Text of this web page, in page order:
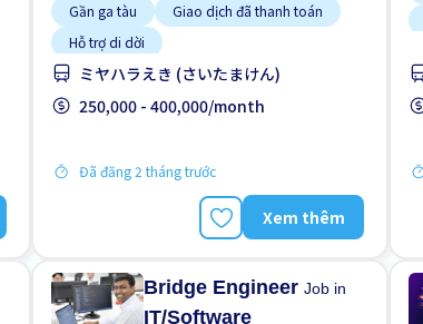
Gần ga tàu
Giao dịch đã thanh toán
Hỗ trợ di dời
Lao động người nước ngoài
Nâng cao
Ưu tiên nam giới
Ưu tiên nữ giới
ミヤハラえき (さいたまけん)
250,000 - 400,000/month
Đã đăng 2 tháng trước
Xem thêm
Bridge EngineerJob in
IT/Software